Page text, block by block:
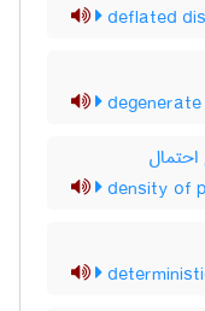
deflated
density of